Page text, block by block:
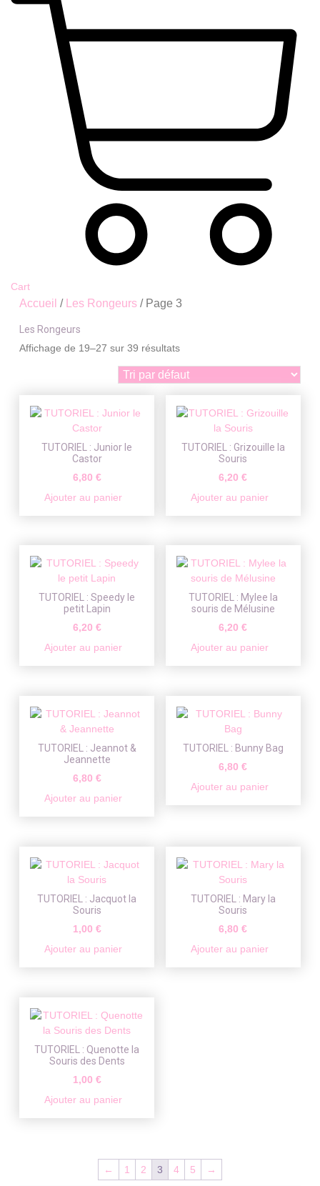
Cart
Accueil / Les Rongeurs / Page 3
Les Rongeurs
Affichage de 19–27 sur 39 résultats
TUTORIEL : Junior le
Castor
6,80 €
Ajouter au panier
TUTORIEL : Grizouille la
Souris
6,20€
Ajouter au panier
TUTORIEL : Speedy le
petit Lapin
6,20 €
Ajouter au panier
TUTORIEL : Mylee la
souris de Mélusine
6,20€
Ajouter au panier
TUTORIEL : Jeannot &
Jeannette
6,80 €
Ajouter au panier
TUTORIEL : Bunny Bag
6,80€
Ajouter au panier
TUTORIEL : Jacquot la
Souris
1,00 €
Ajouter au panier
TUTORIEL : Mary la
Souris
6,80€
Ajouter au panier
TUTORIEL : Quenotte la
Souris des Dents
1,00 €
Ajouter au panier
← 1 2 3 4 5 →